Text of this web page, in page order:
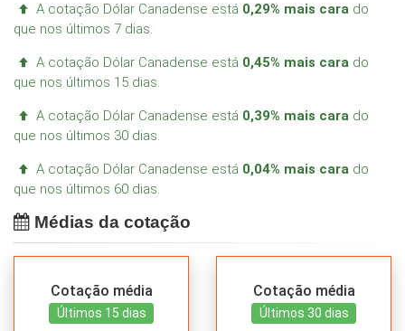
A cotação Dólar Canadense está 0,29% mais cara do
que nos últimos 7 dias.
A cotação Dólar Canadense está 0,45% mais cara do
que nos últimos 15 dias.
A cotação Dólar Canadense está 0,39% mais cara do
que nos últimos 30 dias.
A cotação Dólar Canadense está 0,04% mais cara do
que nos últimos 60 dias.
Médias da cotação
Cotação média
Últimos 15 dias
Cotação média
Últimos 30 dias